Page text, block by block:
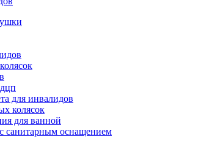
для инвалидов
колясок
для ванной
санитарным оснащением